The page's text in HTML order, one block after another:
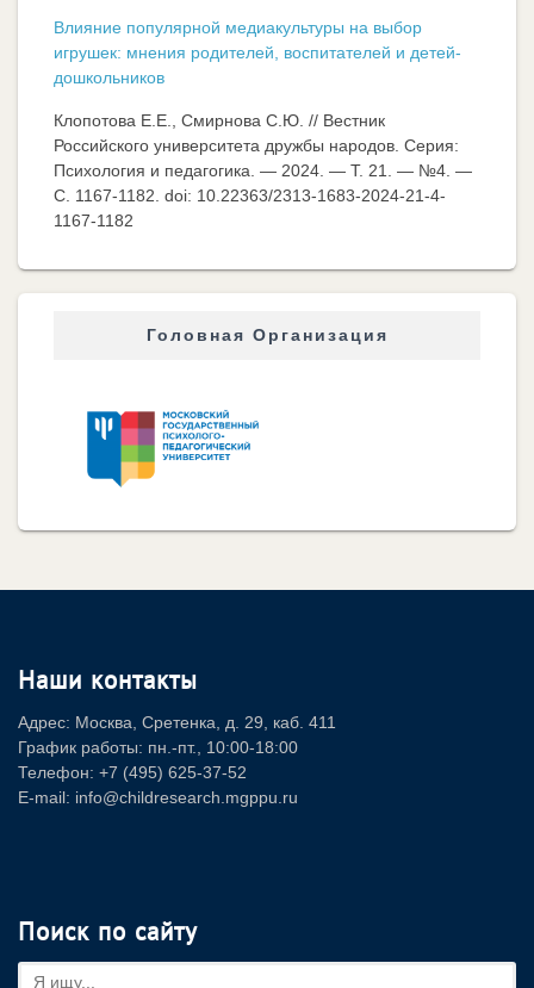
Влияние популярной медиакультуры на выбор
игрушек: мнения родителей, воспитателей и детей-
дошкольников
Клопотова Е.Е., Смирнова С.Ю. // Вестник
Российского университета дружбы народов. Серия:
Психология и педагогика. — 2024. — Т. 21. — №4. —
C. 1167-1182. doi: 10.22363/2313-1683-2024-21-4-
1167-1182
Головная Организация
Наши контакты
Адрес: Москва, Сретенка, д. 29, каб. 411
График работы: пн.-пт., 10:00-18:00
Телефон: +7 (495) 625-37-52
E-mail: info@childresearch.mgppu.ru
Поиск по сайту